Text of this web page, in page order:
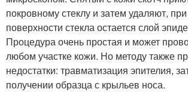
покровному стеклу и затем удаляют,
поверхности стекла остается слой
Процедура очень простая и может
любом участке кожи. Но методу также
недостатки: травматизация эпителия,
получении образца с крыльев носа.